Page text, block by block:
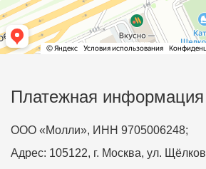
Платежная информация
ООО «Молли», ИНН 9705006248;
Адрес: 105122, г. Москва, ул.